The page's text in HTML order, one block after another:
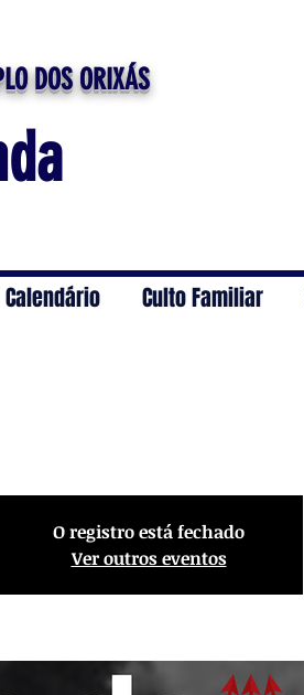
DOS ORIXÁS
Calendário Culto Familiar
O registro está fechado
Ver outros eventos